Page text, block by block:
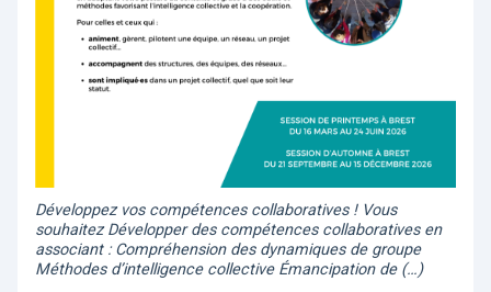
Développez vos compétences collaboratives ! Vous
souhaitez Développer des compétences collaboratives en
associant : Compréhension des dynamiques de groupe
Méthodes d’intelligence collective Émancipation de (…)